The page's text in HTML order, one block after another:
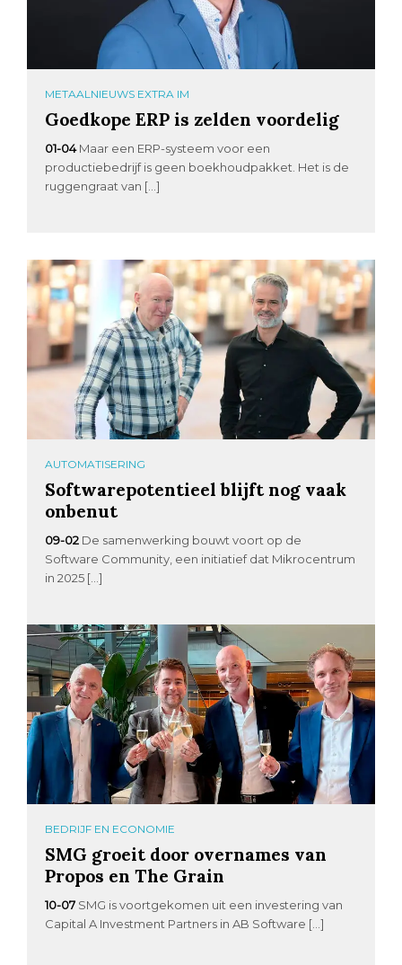
METAALNIEUWS EXTRA IM
Goedkope ERP is zelden voordelig
01-04 Maar een ERP-systeem voor een
productiebedrijf is geen boekhoudpakket. Het is de
ruggengraat van […]
AUTOMATISERING
Softwarepotentieel blijft nog vaak
onbenut
09-02 De samenwerking bouwt voort op de
Software Community, een initiatief dat Mikrocentrum
in 2025 […]
BEDRIJF EN ECONOMIE
SMG groeit door overnames van
Propos en The Grain
10-07 SMG is voortgekomen uit een investering van
Capital A Investment Partners in AB Software […]